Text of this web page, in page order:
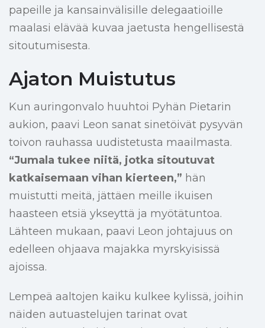
papeille ja kansainvälisille delegaatioille
maalasi elävää kuvaa jaetusta hengellisestä
sitoutumisesta.
Ajaton Muistutus
Kun auringonvalo huuhtoi Pyhän Pietarin
aukion, paavi Leon sanat sinetöivät pysyvän
toivon rauhassa uudistetusta maailmasta.
“Jumala tukee niitä, jotka sitoutuvat
katkaisemaan vihan kierteen,” hän
muistutti meitä, jättäen meille ikuisen
haasteen etsiä ykseyttä ja myötätuntoa.
Lähteen mukaan, paavi Leon johtajuus on
edelleen ohjaava majakka myrskyisissä
ajoissa.
Lempeä aaltojen kaiku kulkee kylissä, joihin
näiden autuastelujen tarinat ovat